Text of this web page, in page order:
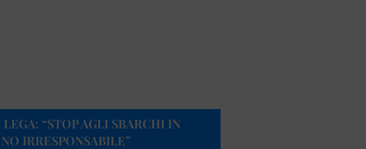
“STOP AGLI SBARCHI IN
IRRESPONSABILE”